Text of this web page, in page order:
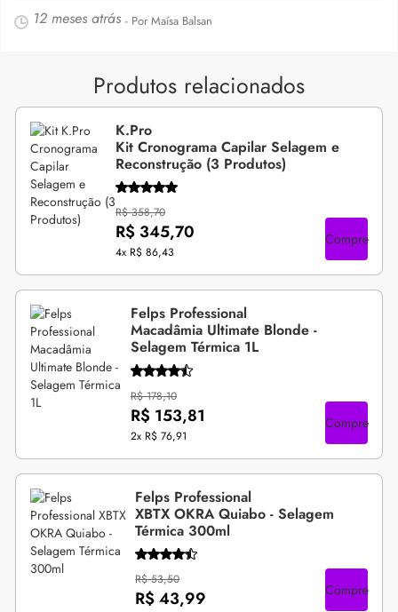
12 meses atrás - Por Maísa Balsan
Produtos relacionados
K.Pro
Kit Cronograma Capilar Selagem e
Reconstrução (3 Produtos)
R$ 358,70
R$ 345,70
4x R$ 86,43
Compre
Felps Professional
Macadâmia Ultimate Blonde -
Selagem Térmica 1L
R$ 178,10
R$ 153,81
2x R$ 76,91
Compre
Felps Professional
XBTX OKRA Quiabo - Selagem
Térmica 300ml
R$ 53,50
R$ 43,99 Compre